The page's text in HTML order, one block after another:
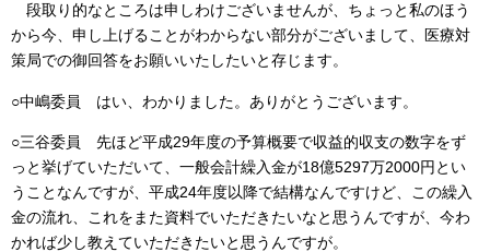
段取り的なところは申しわけございませんが、ちょっと私のほう
から今、申し上げることがわからない部分がございまして、医療対
策局での御回答をお願いいたしたいと存じます。
○中嶋委員 はい、わかりました。ありがとうございます。
○三谷委員 先ほど平成29年度の予算概要で収益的収支の数字をず
っと挙げていただいて、一般会計繰入金が18億5297万2000円とい
うことなんですが、平成24年度以降で結構なんですけど、この繰入
金の流れ、これをまた資料でいただきたいなと思うんですが、今わ
かれば少し教えていただきたいと思うんですが。